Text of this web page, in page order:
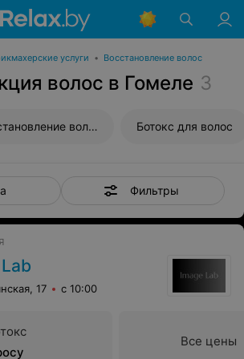
услуги • Восстановление волос
волос в Гомеле 3
Ампульное восстановление волос Ботокс для волос
Фильтры
17 с 10:00
Все цены